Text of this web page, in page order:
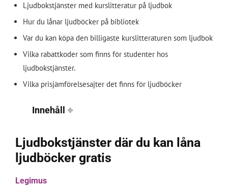
Ljudbokstjänster med kurslitteratur på ljudbok
Hur du lånar ljudböcker på bibliotek
Var du kan köpa den billigaste kurslitteraturen som ljudbok
Vilka rabattkoder som finns för studenter hos
ljudbokstjänster.
Vilka prisjämförelsesajter det finns för ljudböcker
Innehåll
Ljudbokstjänster där du kan låna
ljudböcker gratis
Legimus